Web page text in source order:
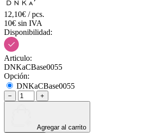
12,10€ / pcs.
10€ sin IVA
Disponibilidad:
Articulo:
DNKaCBase0055
Opción:
DNKaCBase0055
− +
Agregar al carrito